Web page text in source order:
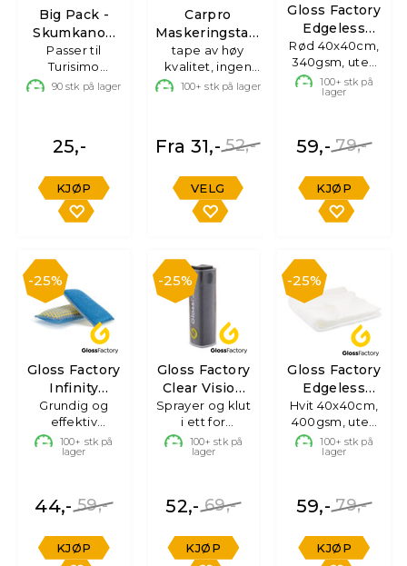
Big Pack -
Skumkanon
flasker
Passer til
Turisimo
skumkanon
90 stk på lager
25,-
KJØP
Carpro
Maskeringstape
1 stk
tape av høy
kvalitet, ingen
limrester
100+ stk på lager
52,-
Fra 31,-
VELG
Gloss Factory
Edgeless
Mikrofiberklut
Rød 40x40cm,
340gsm, uten
søm
100+ stk på
lager
79,-
59,-
KJØP
25%
Gloss Factory
Infinity
Microfiber
Pad
Grundig og
effektiv
rengjøring, 2-
pk
100+ stk på
lager
59,-
44,-
KJØP
25%
Gloss Factory
Clear Vision
Inside Mist
Sprayer og klut
i ett for
skjermer
100+ stk på
lager
69,-
52,-
KJØP
25%
Gloss Factory
Edgeless
Mikrofiberklut
Hvit 40x40cm,
400gsm, uten
søm
100+ stk på
lager
79,-
59,-
KJØP